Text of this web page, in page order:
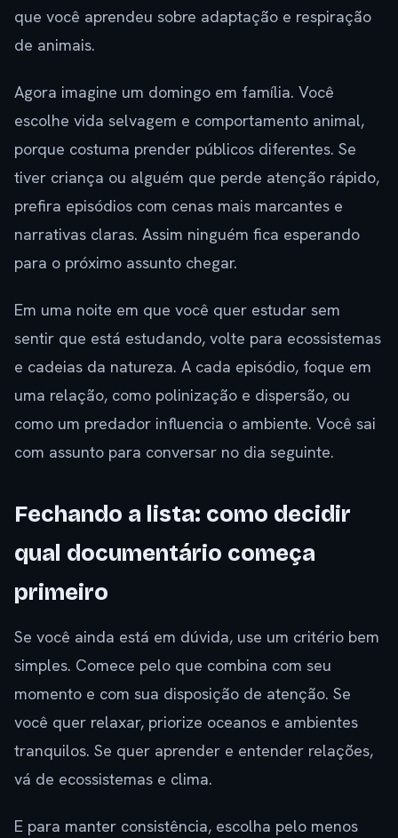
que você aprendeu sobre adaptação e respiração
de animais.
Agora imagine um domingo em família. Você
escolhe vida selvagem e comportamento animal,
porque costuma prender públicos diferentes. Se
tiver criança ou alguém que perde atenção rápido,
prefira episódios com cenas mais marcantes e
narrativas claras. Assim ninguém fica esperando
para o próximo assunto chegar.
Em uma noite em que você quer estudar sem
sentir que está estudando, volte para ecossistemas
e cadeias da natureza. A cada episódio, foque em
uma relação, como polinização e dispersão, ou
como um predador influencia o ambiente. Você sai
com assunto para conversar no dia seguinte.
Fechando a lista: como decidir
qual documentário começa
primeiro
Se você ainda está em dúvida, use um critério bem
simples. Comece pelo que combina com seu
momento e com sua disposição de atenção. Se
você quer relaxar, priorize oceanos e ambientes
tranquilos. Se quer aprender e entender relações,
vá de ecossistemas e clima.
E para manter consistência, escolha pelo menos